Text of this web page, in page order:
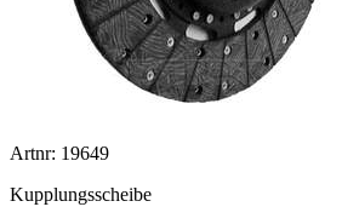
Artnr: 19649
Kupplungsscheibe